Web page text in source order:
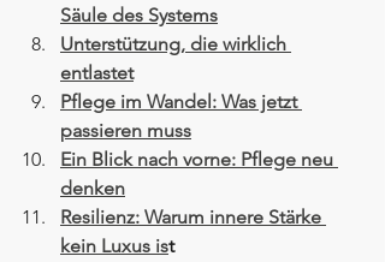
Säule des Systems
Unterstützung, die wirklich
entlastet
Pflege im Wandel: Was jetzt
passieren muss
Ein Blick nach vorne: Pflege neu
denken
Resilienz: Warum innere Stärke
kein Luxus ist